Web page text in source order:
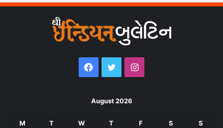
Facebook
TwitterInstagram
August 2026
M T W T F S S